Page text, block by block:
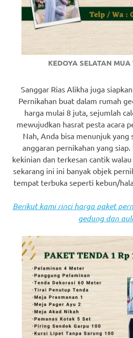
KEDOYA SELATAN MUA
Sanggar Rias Alikha juga
Pernikahan buat dalam rumah
harga mulai 8 juta, sejumlah
mewujudkan hasrat pesta acara
Nah, Anda bisa menunjuk yang
anggaran pernikahan yang
kekinian dan terkesan cantik
sekarang ini ini banyak objek
tempat terbuka seperti kebun/
Berikut kami rinci harga paket
gedung dan